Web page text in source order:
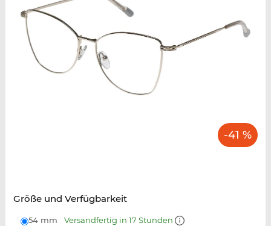
-41 %
Größe und Verfügbarkeit
54 mm Versandfertig in 17 Stunden